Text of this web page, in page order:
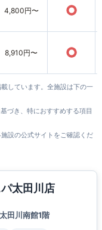
4,800円〜 ○
8,910円〜 ○
しています。全施設は下の一
づき、特におすすめする項目
設の公式サイトをご確認くだ
太田川店
田川南館1階